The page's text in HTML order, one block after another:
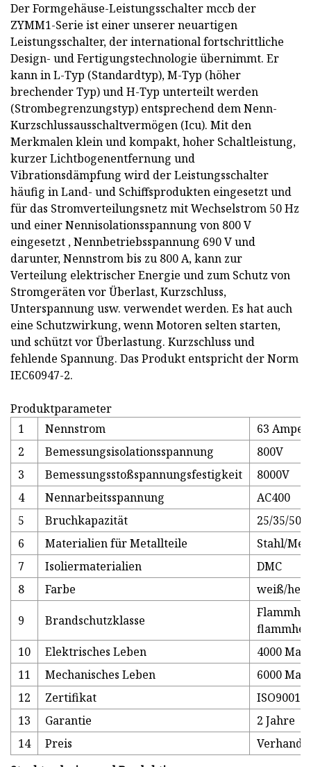
Der Formgehäuse-Leistungsschalter mccb der
ZYMM1-Serie ist einer unserer neuartigen
Leistungsschalter, der international fortschrittliche
Design- und Fertigungstechnologie übernimmt. Er
kann in L-Typ (Standardtyp), M-Typ (höher
brechender Typ) und H-Typ unterteilt werden
(Strombegrenzungstyp) entsprechend dem Nenn-
Kurzschlussausschaltvermögen (Icu). Mit den
Merkmalen klein und kompakt, hoher Schaltleistung,
kurzer Lichtbogenentfernung und
Vibrationsdämpfung wird der Leistungsschalter
häufig in Land- und Schiffsprodukten eingesetzt und
für das Stromverteilungsnetz mit Wechselstrom 50 Hz
und einer Nennisolationsspannung von 800 V
eingesetzt , Nennbetriebsspannung 690 V und
darunter, Nennstrom bis zu 800 A, kann zur
Verteilung elektrischer Energie und zum Schutz von
Stromgeräten vor Überlast, Kurzschluss,
Unterspannung usw. verwendet werden. Es hat auch
eine Schutzwirkung, wenn Motoren selten starten,
und schützt vor Überlastung. Kurzschluss und
fehlende Spannung. Das Produkt entspricht der Norm
IEC60947-2.
Produktparameter
1
Nennstrom
63
2
Bemessungsisolationsspannung
800V
3
Bemessungsstoßspannungsfestigkeit
8000V
4
Nennarbeitsspannung
AC400
5
Bruchkapazität
25/35/
6
Materialien für Metallteile
Stahl/
7
Isoliermaterialien
DMC
8
Farbe weiß/
9 Brandschutzklasse
10
Elektrisches Leben
4000 Mal
11
Mechanisches Leben
6000 Mal
12
Zertifikat
ISO9001
13
Garantie
2 Jahre
14
Preis